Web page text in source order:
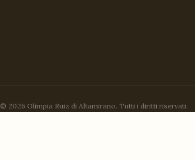
© 2026 Olimpia Ruiz di Altamirano. Tutti i diritti riservati.